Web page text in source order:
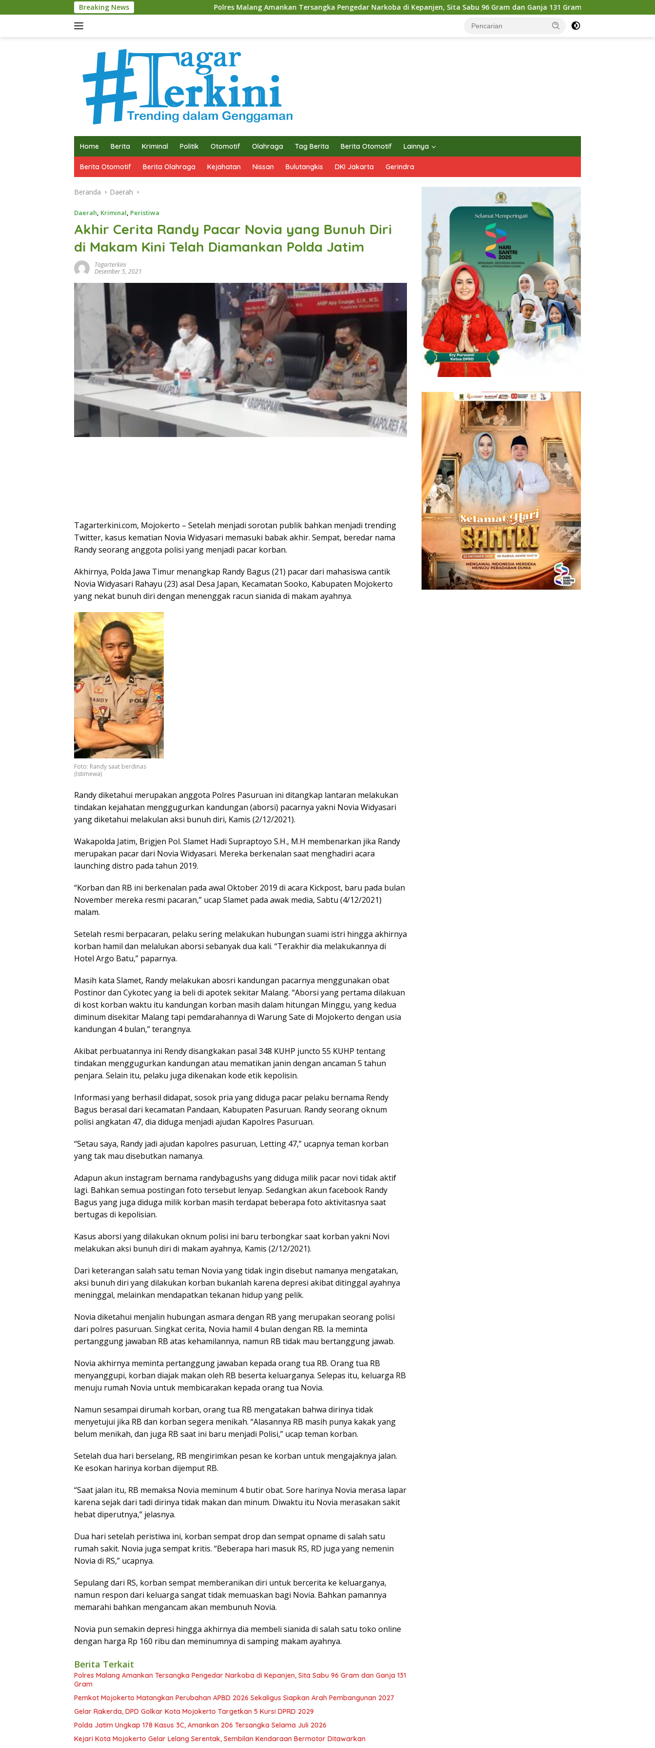
ke
Breaking News Polres Malang Amankan Tersangka Pengedar Narkoba di Kepanjen, Sita Sabu 96 Gram dan Ganja 131 Gram Pemkot Mojokerto Matangkan
Home Berita Kriminal Politik Otomotif Olahraga Tag Berita Berita Otomotif Lainnya
Berita Otomotif Berita Olahraga Kejahatan Nissan Bulutangkis DKI Jakarta Gerindra
Beranda Daerah
Daerah, Kriminal, Peristiwa
Akhir Cerita Randy Pacar Novia yang Bunuh Diri
di Makam Kini Telah Diamankan Polda Jatim
Tagarterkini
Desember 5, 2021
Tagarterkini.com, Mojokerto – Setelah menjadi sorotan publik bahkan menjadi trending
Twitter, kasus kematian Novia Widyasari memasuki babak akhir. Sempat, beredar nama
Randy seorang anggota polisi yang menjadi pacar korban.
Akhirnya, Polda Jawa Timur menangkap Randy Bagus (21) pacar dari mahasiswa cantik
Novia Widyasari Rahayu (23) asal Desa Japan, Kecamatan Sooko, Kabupaten Mojokerto
yang nekat bunuh diri dengan menenggak racun sianida di makam ayahnya.
Foto: Randy saat berdinas
(Istimewa)
Randy diketahui merupakan anggota Polres Pasuruan ini ditangkap lantaran melakukan
tindakan kejahatan menggugurkan kandungan (aborsi) pacarnya yakni Novia Widyasari
yang diketahui melakulan aksi bunuh diri, Kamis (2/12/2021).
Wakapolda Jatim, Brigjen Pol. Slamet Hadi Supraptoyo S.H., M.H membenarkan jika Randy
merupakan pacar dari Novia Widyasari. Mereka berkenalan saat menghadiri acara
launching distro pada tahun 2019.
“Korban dan RB ini berkenalan pada awal Oktober 2019 di acara Kickpost, baru pada bulan
November mereka resmi pacaran,” ucap Slamet pada awak media, Sabtu (4/12/2021)
malam.
Setelah resmi berpacaran, pelaku sering melakukan hubungan suami istri hingga akhirnya
korban hamil dan melalukan aborsi sebanyak dua kali. “Terakhir dia melakukannya di
Hotel Argo Batu,” paparnya.
Masih kata Slamet, Randy melakukan abosri kandungan pacarnya menggunakan obat
Postinor dan Cykotec yang ia beli di apotek sekitar Malang. “Aborsi yang pertama dilakuan
di kost korban waktu itu kandungan korban masih dalam hitungan Minggu, yang kedua
diminum disekitar Malang tapi pemdarahannya di Warung Sate di Mojokerto dengan usia
kandungan 4 bulan,” terangnya.
Akibat perbuatannya ini Rendy disangkakan pasal 348 KUHP juncto 55 KUHP tentang
tindakan menggugurkan kandungan atau mematikan janin dengan ancaman 5 tahun
penjara. Selain itu, pelaku juga dikenakan kode etik kepolisin.
Informasi yang berhasil didapat, sosok pria yang diduga pacar pelaku bernama Rendy
Bagus berasal dari kecamatan Pandaan, Kabupaten Pasuruan. Randy seorang oknum
polisi angkatan 47, dia diduga menjadi ajudan Kapolres Pasuruan.
“Setau saya, Randy jadi ajudan kapolres pasuruan, Letting 47,” ucapnya teman korban
yang tak mau disebutkan namanya.
Adapun akun instagram bernama randybagushs yang diduga milik pacar novi tidak aktif
lagi. Bahkan semua postingan foto tersebut lenyap. Sedangkan akun facebook Randy
Bagus yang juga diduga milik korban masih terdapat beberapa foto aktivitasnya saat
bertugas di kepolisian.
Kasus aborsi yang dilakukan oknum polisi ini baru terbongkar saat korban yakni Novi
melakukan aksi bunuh diri di makam ayahnya, Kamis (2/12/2021).
Dari keterangan salah satu teman Novia yang tidak ingin disebut namanya mengatakan,
aksi bunuh diri yang dilakukan korban bukanlah karena depresi akibat ditinggal ayahnya
meninggal, melainkan mendapatkan tekanan hidup yang pelik.
Novia diketahui menjalin hubungan asmara dengan RB yang merupakan seorang polisi
dari polres pasuruan. Singkat cerita, Novia hamil 4 bulan dengan RB. Ia meminta
pertanggung jawaban RB atas kehamilannya, namun RB tidak mau bertanggung jawab.
Novia akhirnya meminta pertanggung jawaban kepada orang tua RB. Orang tua RB
menyanggupi, korban diajak makan oleh RB beserta keluarganya. Selepas itu, keluarga RB
menuju rumah Novia untuk membicarakan kepada orang tua Novia.
Namun sesampai dirumah korban, orang tua RB mengatakan bahwa dirinya tidak
menyetujui jika RB dan korban segera menikah. “Alasannya RB masih punya kakak yang
belum menikah, dan juga RB saat ini baru menjadi Polisi,” ucap teman korban.
Setelah dua hari berselang, RB mengirimkan pesan ke korban untuk mengajaknya jalan.
Ke esokan harinya korban dijemput RB.
“Saat jalan itu, RB memaksa Novia meminum 4 butir obat. Sore harinya Novia merasa lapar
karena sejak dari tadi dirinya tidak makan dan minum. Diwaktu itu Novia merasakan sakit
hebat diperutnya,” jelasnya.
Dua hari setelah peristiwa ini, korban sempat drop dan sempat opname di salah satu
rumah sakit. Novia juga sempat kritis. “Beberapa hari masuk RS, RD juga yang nemenin
Novia di RS,” ucapnya.
Sepulang dari RS, korban sempat memberanikan diri untuk bercerita ke keluarganya,
namun respon dari keluarga sangat tidak memuaskan bagi Novia. Bahkan pamannya
memarahi bahkan mengancam akan membunuh Novia.
Novia pun semakin depresi hingga akhirnya dia membeli sianida di salah satu toko online
dengan harga Rp 160 ribu dan meminumnya di samping makam ayahnya.
Berita Terkait
Polres Malang Amankan Tersangka Pengedar Narkoba di Kepanjen, Sita Sabu 96 Gram dan Ganja 131
Gram
Pemkot Mojokerto Matangkan Perubahan APBD 2026 Sekaligus Siapkan Arah Pembangunan 2027
Gelar Rakerda, DPD Golkar Kota Mojokerto Targetkan 5 Kursi DPRD 2029
Polda Jatim Ungkap 178 Kasus 3C, Amankan 206 Tersangka Selama Juli 2026
Kejari Kota Mojokerto Gelar Lelang Serentak, Sembilan Kendaraan Bermotor Ditawarkan